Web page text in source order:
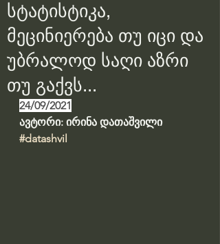
სტატისტიკა,
მეცინიერება თუ იცი და
უბრალოდ საღი აზრი
თუ გაქვს...
24/09/2021
ავტორი: ირინა დათაშვილი
#datashvil